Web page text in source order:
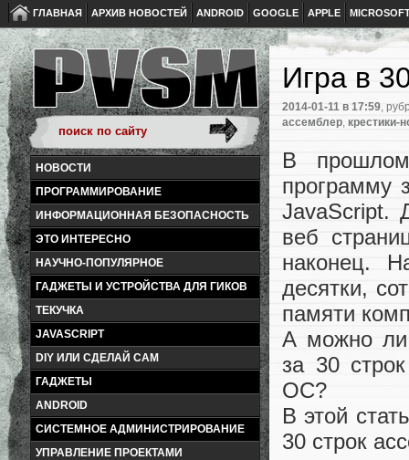
ГЛАВНАЯ АРХИВ НОВОСТЕЙ ANDROID GOOGLE APPLE
НОВОСТИ
ПРОГРАММИРОВАНИЕ
ИНФОРМАЦИОННАЯ БЕЗОПАСНОСТЬ
ЭТО ИНТЕРЕСНО
НАУЧНО-ПОПУЛЯРНОЕ
ГАДЖЕТЫ И УСТРОЙСТВА ДЛЯ ГИКОВ
ТЕКУЧКА
JAVASCRIPT
DIY ИЛИ СДЕЛАЙ САМ
ГАДЖЕТЫ
ANDROID
СИСТЕМНОЕ АДМИНИСТРИРОВАНИЕ
УПРАВЛЕНИЕ ПРОЕКТАМИ
Игра в
2014-01-11 в 17:59,
ассемблер, крестики-
В
программу
JavaScript.
веб
наконец.
десятки,
памяти
А можно ли
за 30
ОС?
В этой
30 строк